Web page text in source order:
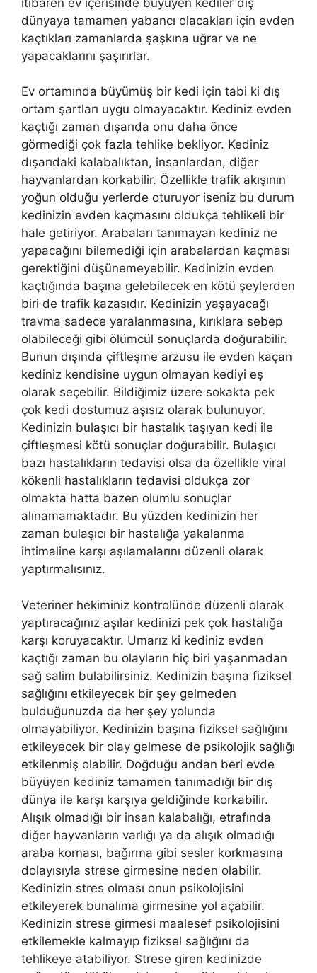
dünyaya tamamen yabancı olacakları için evden
kaçtıkları zamanlarda şaşkına uğrar ve ne
yapacaklarını şaşırırlar.
Ev ortamında büyümüş bir kedi için tabi ki dış
ortam şartları uygu olmayacaktır. Kediniz evden
kaçtığı zaman dışarıda onu daha önce
görmediği çok fazla tehlike bekliyor. Kediniz
dışarıdaki kalabalıktan, insanlardan, diğer
hayvanlardan korkabilir. Özellikle trafik akışının
yoğun olduğu yerlerde oturuyor iseniz bu durum
kedinizin evden kaçmasını oldukça tehlikeli bir
hale getiriyor. Arabaları tanımayan kediniz ne
yapacağını bilemediği için arabalardan kaçması
gerektiğini düşünemeyebilir. Kedinizin evden
kaçtığında başına gelebilecek en kötü şeylerden
biri de trafik kazasıdır. Kedinizin yaşayacağı
travma sadece yaralanmasına, kırıklara sebep
olabileceği gibi ölümcül sonuçlarda doğurabilir.
Bunun dışında çiftleşme arzusu ile evden kaçan
kediniz kendisine uygun olmayan kediyi eş
olarak seçebilir. Bildiğimiz üzere sokakta pek
çok kedi dostumuz aşısız olarak bulunuyor.
Kedinizin bulaşıcı bir hastalık taşıyan kedi ile
çiftleşmesi kötü sonuçlar doğurabilir. Bulaşıcı
bazı hastalıkların tedavisi olsa da özellikle viral
kökenli hastalıkların tedavisi oldukça zor
olmakta hatta bazen olumlu sonuçlar
alınamamaktadır. Bu yüzden kedinizin her
zaman bulaşıcı bir hastalığa yakalanma
ihtimaline karşı aşılamalarını düzenli olarak
yaptırmalısınız.
Veteriner hekiminiz kontrolünde düzenli olarak
yaptıracağınız aşılar kedinizi pek çok hastalığa
karşı koruyacaktır. Umarız ki kediniz evden
kaçtığı zaman bu olayların hiç biri yaşanmadan
sağ salim bulabilirsiniz. Kedinizin başına fiziksel
sağlığını etkileyecek bir şey gelmeden
bulduğunuzda da her şey yolunda
olmayabiliyor. Kedinizin başına fiziksel sağlığını
etkileyecek bir olay gelmese de psikolojik sağlığı
etkilenmiş olabilir. Doğduğu andan beri evde
büyüyen kediniz tamamen tanımadığı bir dış
dünya ile karşı karşıya geldiğinde korkabilir.
Alışık olmadığı bir insan kalabalığı, etrafında
diğer hayvanların varlığı ya da alışık olmadığı
araba kornası, bağırma gibi sesler korkmasına
dolayısıyla strese girmesine neden olabilir.
Kedinizin stres olması onun psikolojisini
etkileyerek bunalıma girmesine yol açabilir.
Kedinizin strese girmesi maalesef psikolojisini
etkilemekle kalmayıp fiziksel sağlığını da
tehlikeye atabiliyor. Strese giren kedinizde